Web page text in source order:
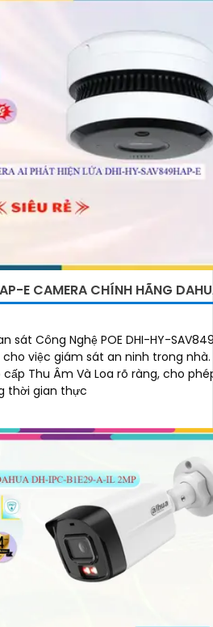
E CAMERA CHÍNH HÃNG
sát Công Nghệ POE DHI-HY-
việc giám sát an ninh trong nhà. Camera
Thu Âm Và Loa rõ ràng, cho
thời gian thực